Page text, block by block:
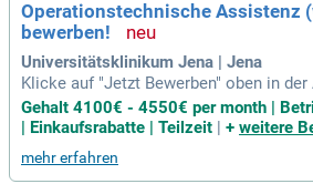
Operationstechnische Assistenz
bewerben!
Universitätsklinikum Jena | Jena
Klicke auf "Jetzt Bewerben" oben in der
Gehalt 4100€ - 4550€ per month |
| Einkaufsrabatte | Teilzeit | + weitere
mehr erfahren